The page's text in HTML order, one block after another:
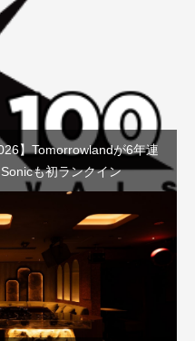
】Tomorrowlandが6年連
も初ランクイン